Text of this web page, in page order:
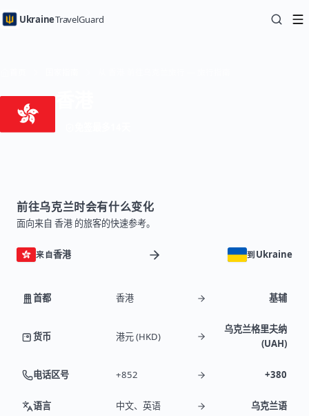
UkraineTravelGuard
前往乌克兰时会有什么变化
面向来自 香港 的旅客的快速参考。
来自香港 到 Ukraine
首都 香港 基辅
货币 港元 (HKD)
乌克兰格里夫纳
(UAH)
电话区号 +852 +380
语言 中文、英语 乌克兰语